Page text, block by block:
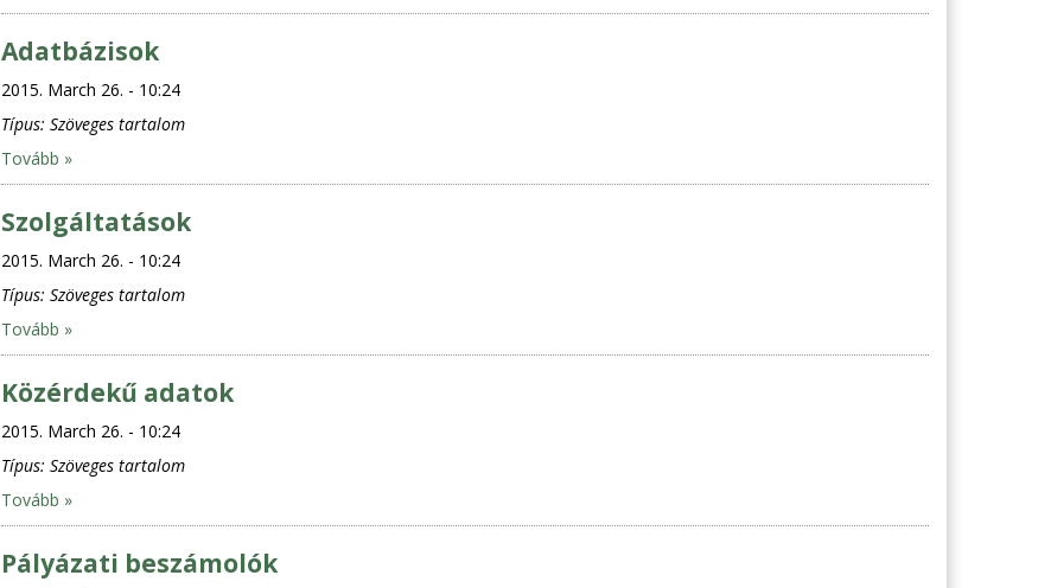
Adatbázisok
2015. March 26. - 10:24
Típus: Szöveges tartalom
Tovább »
Szolgáltatások
2015. March 26. - 10:24
Típus: Szöveges tartalom
Tovább »
Közérdekű adatok
2015. March 26. - 10:24
Típus: Szöveges tartalom
Tovább »
Pályázati beszámolók